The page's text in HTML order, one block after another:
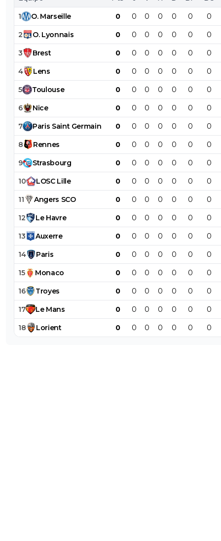
1 O. Marseille 0 0 0 0 0 0 0
2 O. Lyonnais 0 0 0 0 0 0 0
3 Brest 0 0 0 0 0 0 0
4 Lens 0 0 0 0 0 0 0
5 Toulouse 0 0 0 0 0 0 0
6 Nice 0 0 0 0 0 0 0
7 Paris Saint Germain 0 0 0 0 0 0 0
8 Rennes 0 0 0 0 0 0 0
9 Strasbourg 0 0 0 0 0 0 0
10 LOSC Lille 0 0 0 0 0 0 0
11 Angers SCO 0 0 0 0 0 0 0
12 Le Havre 0 0 0 0 0 0 0
13 Auxerre 0 0 0 0 0 0 0
14 Paris 0 0 0 0 0 0 0
15 Monaco 0 0 0 0 0 0 0
16 Troyes 0 0 0 0 0 0 0
17 Le Mans 0 0 0 0 0 0 0
18 Lorient 0 0 0 0 0 0 0